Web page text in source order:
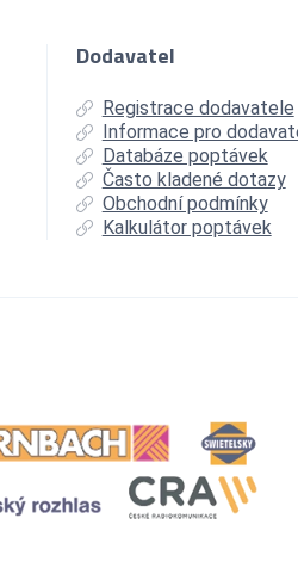
Dodavatel
Registrace dodavatele
Informace pro
Databáze poptávek
Často kladené dotazy
Obchodní podmínky
Kalkulátor poptávek